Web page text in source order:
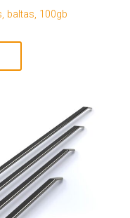
baltas, 100gb